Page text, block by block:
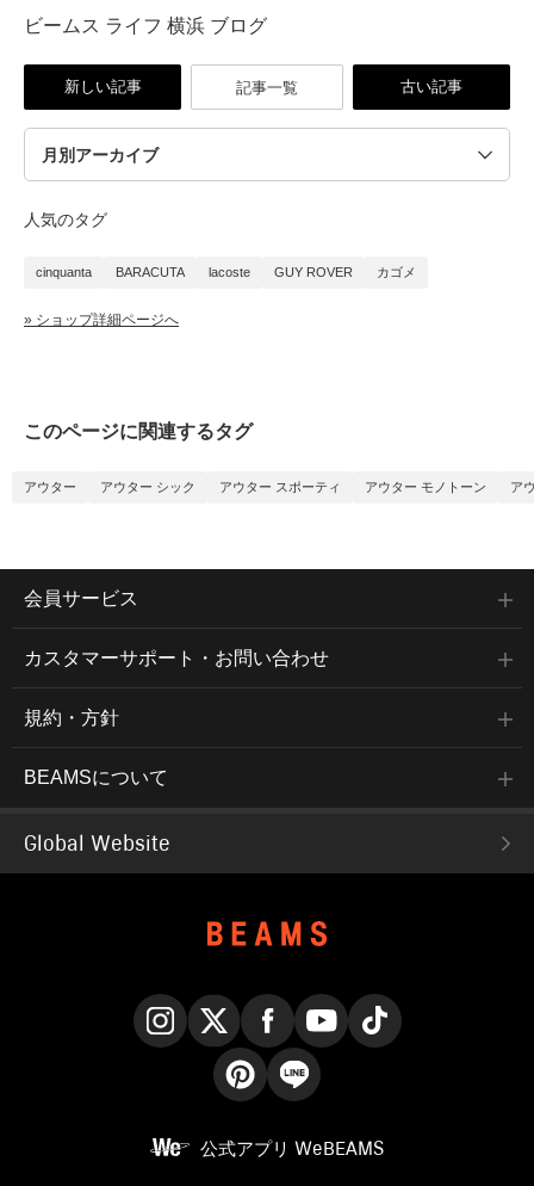
ビームス ライフ 横浜 ブログ
新しい記事 記事一覧 古い記事
人気のタグ
cinquanta BARACUTA lacoste GUY ROVER カゴメ
» ショップ詳細ページへ
このページに関連するタグ
アウター アウター シック アウター スポーティ アウター モノトーン ア
会員サービス
カスタマーサポート・お問い合わせ
規約・方針
BEAMSについて
Global Website
公式アプリ WeBEAMS